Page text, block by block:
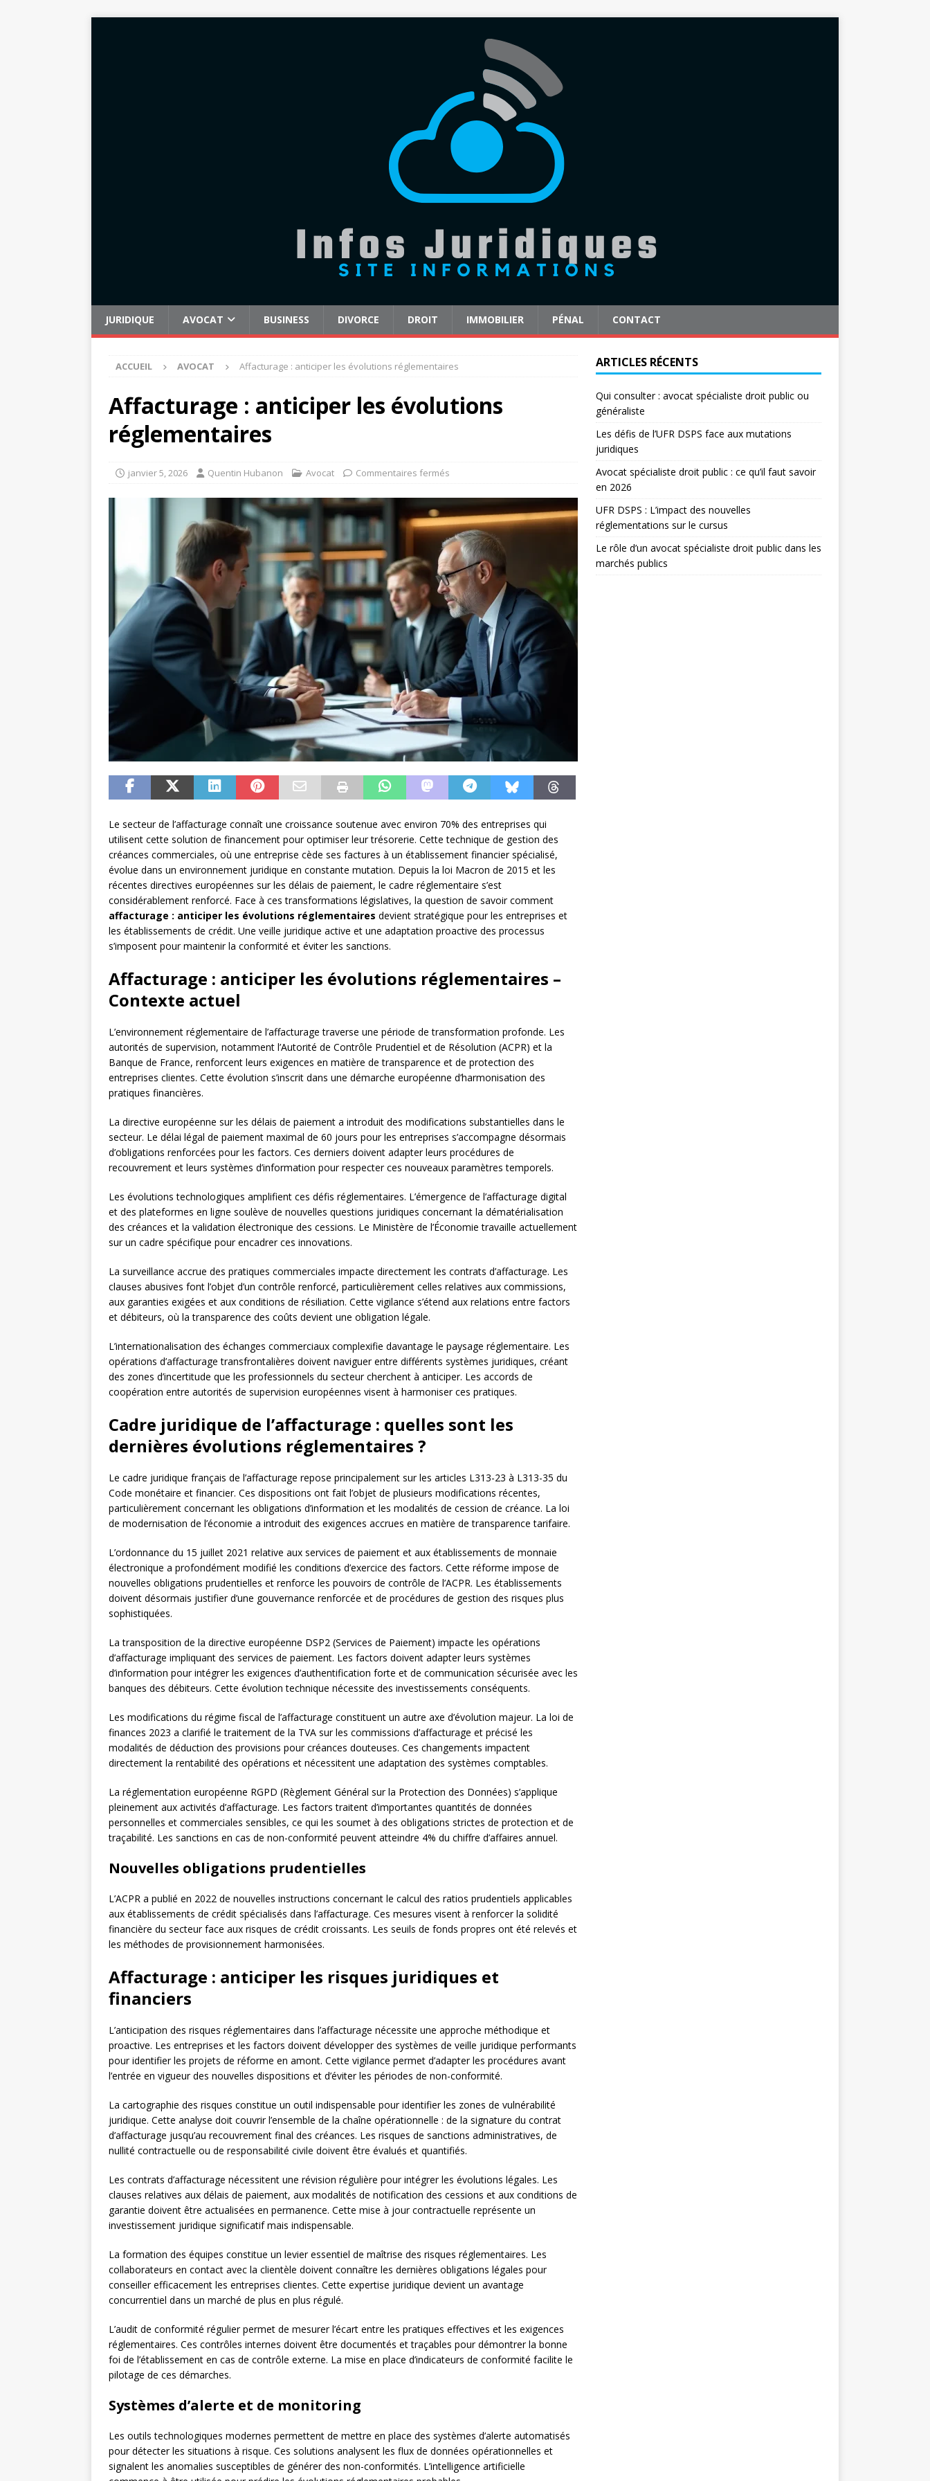
JURIDIQUE AVOCAT BUSINESS DIVORCE DROIT IMMOBILIER PÉNAL CONTACT
ACCUEIL AVOCAT Affacturage : anticiper les évolutions réglementaires
Affacturage : anticiper les évolutions
réglementaires
janvier 5, 2026 Quentin Hubanon Avocat Commentaires fermés
Le secteur de l’affacturage connaît une croissance soutenue avec environ 70% des entreprises qui
utilisent cette solution de financement pour optimiser leur trésorerie. Cette technique de gestion des
créances commerciales, où une entreprise cède ses factures à un établissement financier spécialisé,
évolue dans un environnement juridique en constante mutation. Depuis la loi Macron de 2015 et les
récentes directives européennes sur les délais de paiement, le cadre réglementaire s’est
considérablement renforcé. Face à ces transformations législatives, la question de savoir comment
affacturage : anticiper les évolutions réglementaires devient stratégique pour les entreprises et
les établissements de crédit. Une veille juridique active et une adaptation proactive des processus
s’imposent pour maintenir la conformité et éviter les sanctions.
Affacturage : anticiper les évolutions réglementaires –
Contexte actuel
L’environnement réglementaire de l’affacturage traverse une période de transformation profonde. Les
autorités de supervision, notamment l’Autorité de Contrôle Prudentiel et de Résolution (ACPR) et la
Banque de France, renforcent leurs exigences en matière de transparence et de protection des
entreprises clientes. Cette évolution s’inscrit dans une démarche européenne d’harmonisation des
pratiques financières.
La directive européenne sur les délais de paiement a introduit des modifications substantielles dans le
secteur. Le délai légal de paiement maximal de 60 jours pour les entreprises s’accompagne désormais
d’obligations renforcées pour les factors. Ces derniers doivent adapter leurs procédures de
recouvrement et leurs systèmes d’information pour respecter ces nouveaux paramètres temporels.
Les évolutions technologiques amplifient ces défis réglementaires. L’émergence de l’affacturage digital
et des plateformes en ligne soulève de nouvelles questions juridiques concernant la dématérialisation
des créances et la validation électronique des cessions. Le Ministère de l’Économie travaille actuellement
sur un cadre spécifique pour encadrer ces innovations.
La surveillance accrue des pratiques commerciales impacte directement les contrats d’affacturage. Les
clauses abusives font l’objet d’un contrôle renforcé, particulièrement celles relatives aux commissions,
aux garanties exigées et aux conditions de résiliation. Cette vigilance s’étend aux relations entre factors
et débiteurs, où la transparence des coûts devient une obligation légale.
L’internationalisation des échanges commerciaux complexifie davantage le paysage réglementaire. Les
opérations d’affacturage transfrontalières doivent naviguer entre différents systèmes juridiques, créant
des zones d’incertitude que les professionnels du secteur cherchent à anticiper. Les accords de
coopération entre autorités de supervision européennes visent à harmoniser ces pratiques.
Cadre juridique de l’affacturage : quelles sont les
dernières évolutions réglementaires ?
Le cadre juridique français de l’affacturage repose principalement sur les articles L313-23 à L313-35 du
Code monétaire et financier. Ces dispositions ont fait l’objet de plusieurs modifications récentes,
particulièrement concernant les obligations d’information et les modalités de cession de créance. La loi
de modernisation de l’économie a introduit des exigences accrues en matière de transparence tarifaire.
L’ordonnance du 15 juillet 2021 relative aux services de paiement et aux établissements de monnaie
électronique a profondément modifié les conditions d’exercice des factors. Cette réforme impose de
nouvelles obligations prudentielles et renforce les pouvoirs de contrôle de l’ACPR. Les établissements
doivent désormais justifier d’une gouvernance renforcée et de procédures de gestion des risques plus
sophistiquées.
La transposition de la directive européenne DSP2 (Services de Paiement) impacte les opérations
d’affacturage impliquant des services de paiement. Les factors doivent adapter leurs systèmes
d’information pour intégrer les exigences d’authentification forte et de communication sécurisée avec les
banques des débiteurs. Cette évolution technique nécessite des investissements conséquents.
Les modifications du régime fiscal de l’affacturage constituent un autre axe d’évolution majeur. La loi de
finances 2023 a clarifié le traitement de la TVA sur les commissions d’affacturage et précisé les
modalités de déduction des provisions pour créances douteuses. Ces changements impactent
directement la rentabilité des opérations et nécessitent une adaptation des systèmes comptables.
La réglementation européenne RGPD (Règlement Général sur la Protection des Données) s’applique
pleinement aux activités d’affacturage. Les factors traitent d’importantes quantités de données
personnelles et commerciales sensibles, ce qui les soumet à des obligations strictes de protection et de
traçabilité. Les sanctions en cas de non-conformité peuvent atteindre 4% du chiffre d’affaires annuel.
Nouvelles obligations prudentielles
L’ACPR a publié en 2022 de nouvelles instructions concernant le calcul des ratios prudentiels applicables
aux établissements de crédit spécialisés dans l’affacturage. Ces mesures visent à renforcer la solidité
financière du secteur face aux risques de crédit croissants. Les seuils de fonds propres ont été relevés et
les méthodes de provisionnement harmonisées.
Affacturage : anticiper les risques juridiques et
financiers
L’anticipation des risques réglementaires dans l’affacturage nécessite une approche méthodique et
proactive. Les entreprises et les factors doivent développer des systèmes de veille juridique performants
pour identifier les projets de réforme en amont. Cette vigilance permet d’adapter les procédures avant
l’entrée en vigueur des nouvelles dispositions et d’éviter les périodes de non-conformité.
La cartographie des risques constitue un outil indispensable pour identifier les zones de vulnérabilité
juridique. Cette analyse doit couvrir l’ensemble de la chaîne opérationnelle : de la signature du contrat
d’affacturage jusqu’au recouvrement final des créances. Les risques de sanctions administratives, de
nullité contractuelle ou de responsabilité civile doivent être évalués et quantifiés.
Les contrats d’affacturage nécessitent une révision régulière pour intégrer les évolutions légales. Les
clauses relatives aux délais de paiement, aux modalités de notification des cessions et aux conditions de
garantie doivent être actualisées en permanence. Cette mise à jour contractuelle représente un
investissement juridique significatif mais indispensable.
La formation des équipes constitue un levier essentiel de maîtrise des risques réglementaires. Les
collaborateurs en contact avec la clientèle doivent connaître les dernières obligations légales pour
conseiller efficacement les entreprises clientes. Cette expertise juridique devient un avantage
concurrentiel dans un marché de plus en plus régulé.
L’audit de conformité régulier permet de mesurer l’écart entre les pratiques effectives et les exigences
réglementaires. Ces contrôles internes doivent être documentés et traçables pour démontrer la bonne
foi de l’établissement en cas de contrôle externe. La mise en place d’indicateurs de conformité facilite le
pilotage de ces démarches.
Systèmes d’alerte et de monitoring
Les outils technologiques modernes permettent de mettre en place des systèmes d’alerte automatisés
pour détecter les situations à risque. Ces solutions analysent les flux de données opérationnelles et
signalent les anomalies susceptibles de générer des non-conformités. L’intelligence artificielle
ARTICLES RÉCENTS
Qui consulter : avocat spécialiste droit public ou
généraliste
Les défis de l’UFR DSPS face aux mutations
juridiques
Avocat spécialiste droit public : ce qu’il faut savoir
en 2026
UFR DSPS : L’impact des nouvelles
réglementations sur le cursus
Le rôle d’un avocat spécialiste droit public dans les
marchés publics